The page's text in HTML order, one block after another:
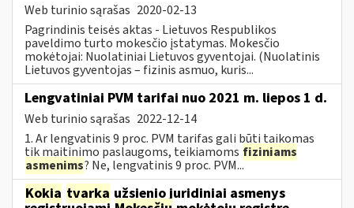
Web turinio sąrašas 2020-02-13
Pagrindinis teisės aktas - Lietuvos Respublikos
paveldimo turto mokesčio įstatymas. Mokesčio
mokėtojai: Nuolatiniai Lietuvos gyventojai. (Nuolatinis
Lietuvos gyventojas – fizinis asmuo, kuris...
Lengvatiniai PVM tarifai nuo 2021 m. liepos 1 d.
Web turinio sąrašas 2022-12-14
1. Ar lengvatinis 9 proc. PVM tarifas gali būti taikomas
tik maitinimo paslaugoms, teikiamoms fiziniams
asmenims? Ne, lengvatinis 9 proc. PVM...
Kokia tvarka užsienio juridiniai asmenys